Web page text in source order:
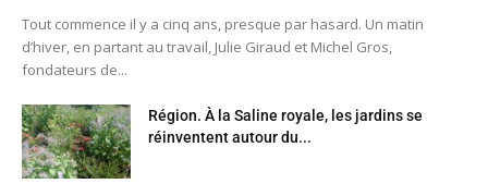
Tout commence il y a cinq ans, presque par hasard. Un matin
d’hiver, en partant au travail, Julie Giraud et Michel Gros,
fondateurs de...
Région. À la Saline royale, les jardins se
réinventent autour du...